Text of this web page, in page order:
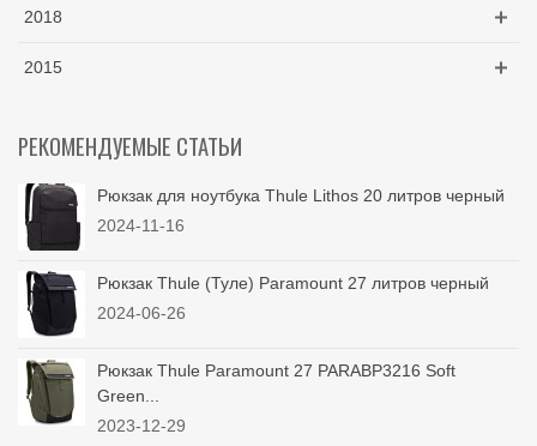
2018
2015
РЕКОМЕНДУЕМЫЕ СТАТЬИ
Рюкзак для ноутбука Thule Lithos 20 литров черный
2024-11-16
Рюкзак Thule (Туле) Paramount 27 литров черный
2024-06-26
Рюкзак Thule Paramount 27 PARABP3216 Soft
Green...
2023-12-29